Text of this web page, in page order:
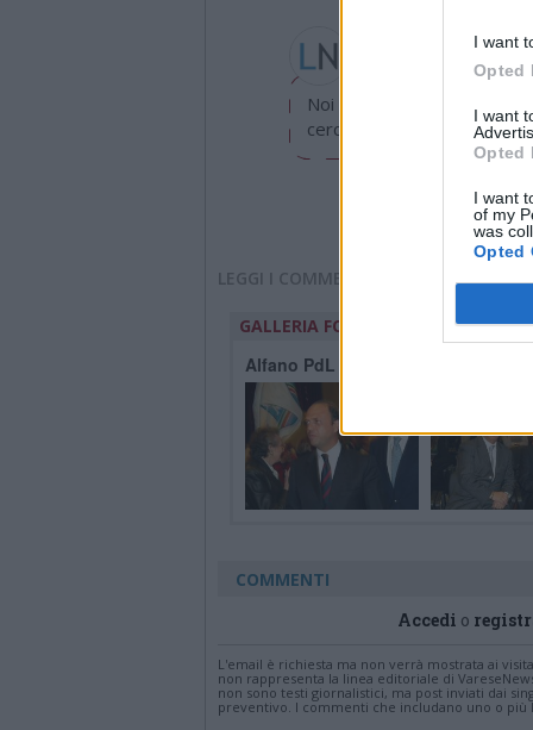
I want
Opted
I want
Opted
I want
of my
was
Opted
Noi di LegnanoNews
cerchiamo di essere
LEGGI I COMMENTI
GALLERIA FOTOGRAFICA
Alfano PdL
COMMENTI
Accedi o
L'email è richiesta ma non verrà mostrata ai
non rappresenta la linea editoriale di
non sono testi giornalistici, ma post inviati dai
preventivo. I commenti che includano uno o